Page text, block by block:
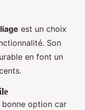
est un choix
Son
en font un
bonne option car